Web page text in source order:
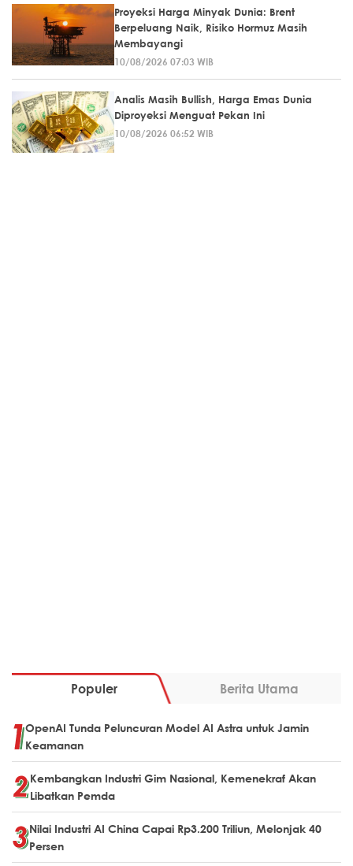
Proyeksi Harga Minyak Dunia: Brent
Berpeluang Naik, Risiko Hormuz Masih
Membayangi
10/08/2026 07:03 WIB
Analis Masih Bullish, Harga Emas Dunia
Diproyeksi Menguat Pekan Ini
10/08/2026 06:52 WIB
Populer Berita Utama
OpenAI Tunda Peluncuran Model AI Astra untuk Jamin
Keamanan
Kembangkan Industri Gim Nasional, Kemenekraf Akan
Libatkan Pemda
Nilai Industri AI China Capai Rp3.200 Triliun, Melonjak 40
Persen